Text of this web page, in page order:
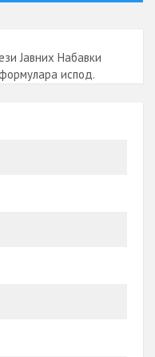
Јавних Набавки
испод.